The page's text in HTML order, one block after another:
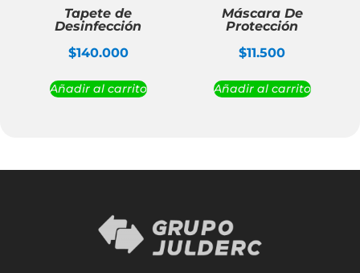
Tapete de
Desinfección
$140.000
Añadir al carrito
Máscara De
Protección
$11.500
Añadir al carrito